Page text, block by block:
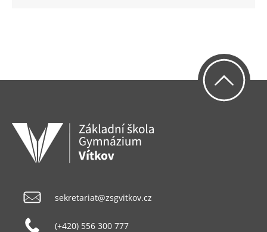
sekretariat@zsgvitkov.cz
(+420) 556 300 777